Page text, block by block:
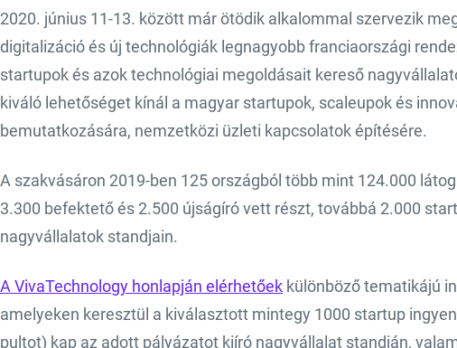
2020. június 11-13. között már ötödik alkalommal szervezik
digitalizáció és új technológiák legnagyobb franciaországi
startupok és azok technológiai megoldásait kereső
kiváló lehetőséget kínál a magyar startupok, scaleupok és
bemutatkozására, nemzetközi üzleti kapcsolatok építésére.
A szakvásáron 2019-ben 125 országból több mint 124.000
3.300 befektető és 2.500 újságíró vett részt, továbbá 2.000
nagyvállalatok standjain.
A VivaTechnology honlapján elérhetőek különböző tematikájú
amelyeken keresztül a kiválasztott mintegy 1000 startup
pultot) kap az adott pályázatot kiíró nagyvállalat standján,